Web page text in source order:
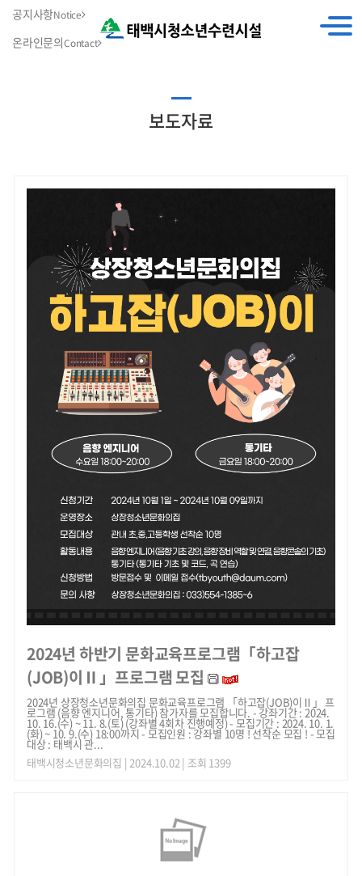
공지사항Notice
온라인문의Contact
보도자료
2024년 하반기 문화교육프로그램「하고잡
(JOB)이Ⅱ」프로그램 모집
2024년 상장청소년문화의집 문화교육프로그램 「하고잡(JOB)이Ⅱ」 프
로그램 (음향 엔지니어, 통기타) 참가자를 모집합니다. - 강좌기간 : 2024.
10. 16.(수) ~ 11. 8.(토) (강좌별 4회차 진행예정) - 모집기간 : 2024. 10. 1.
(화) ~ 10. 9.(수) 18:00까지 - 모집인원 : 강좌별 10명 ! 선착순 모집 ! - 모집
대상 : 태백시 관...
태백시청소년문화의집 | 2024.10.02 | 조회 1399